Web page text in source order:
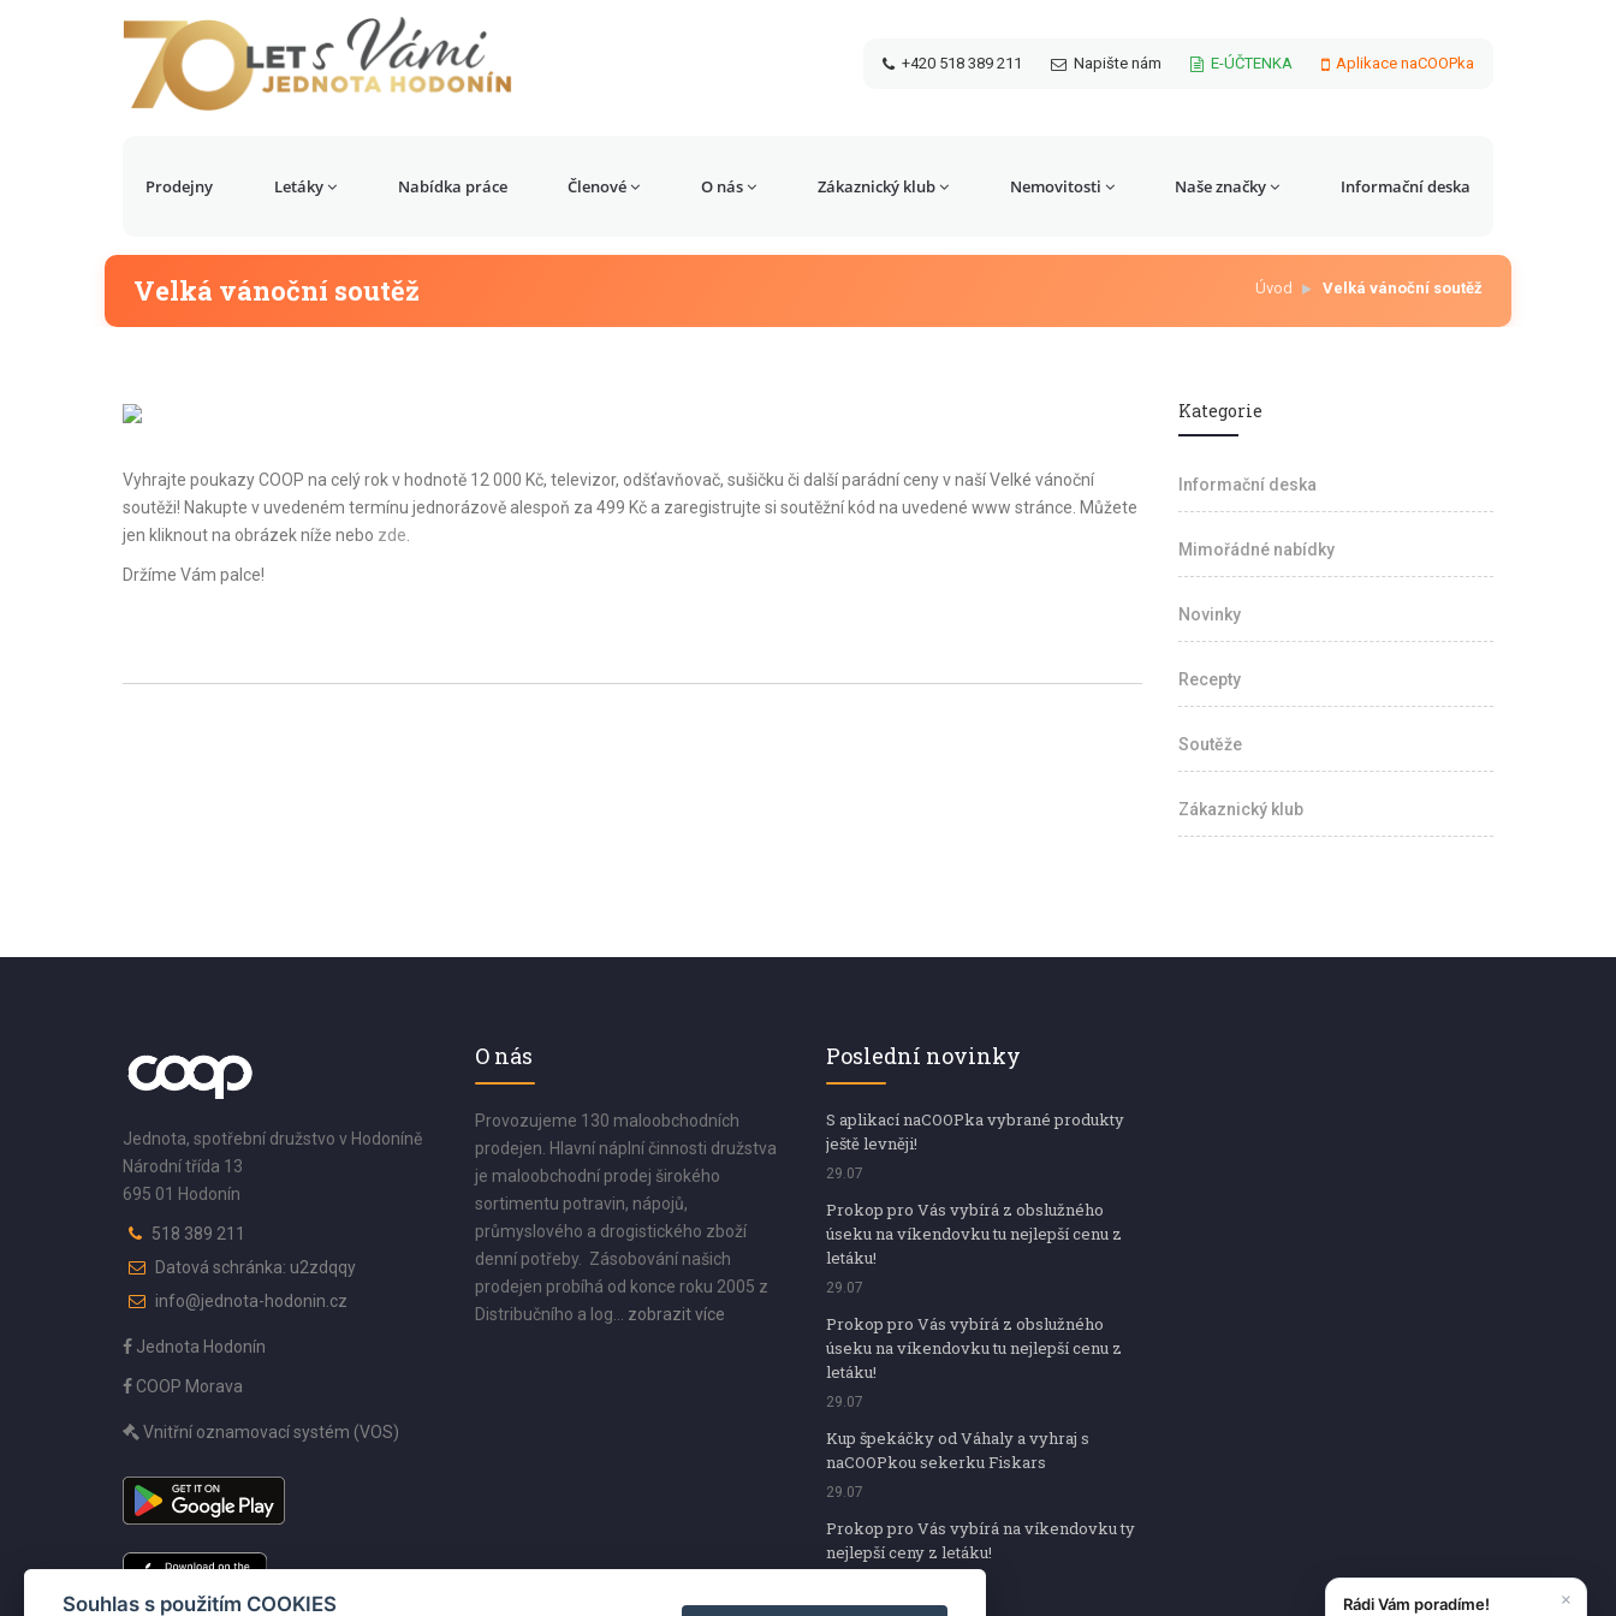
+420 518 389 211 Napište nám E-ÚČTENKA Aplikace naCOOPka
Prodejny Letáky Nabídka práce Členové O nás Zákaznický klub Nemovitosti Naše značky Informační deska
Velká vánoční soutěž Úvod Velká vánoční soutěž
Vyhrajte poukazy COOP na celý rok v hodnotě 12 000 Kč, televizor, odšťavňovač, sušičku či další parádní ceny v naší Velké vánoční
soutěži! Nakupte v uvedeném termínu jednorázově alespoň za 499 Kč a zaregistrujte si soutěžní kód na uvedené www stránce. Můžete
jen kliknout na obrázek níže nebo zde
Držíme Vám palce!
Kategorie
Informační deska
Mimořádné nabídky
Novinky
Recepty
Soutěže
Zákaznický klub
Jednota, spotřební družstvo v Hodoníně
Národní třída 13
695 01 Hodonín
518 389 211
Datová schránka: u2zdqqy
info@jednota-hodonin.cz
Jednota Hodonín
COOP Morava
Vnitřní oznamovací systém (VOS)
O nás
Provozujeme 130 maloobchodních
prodejen. Hlavní náplní činnosti družstva
je maloobchodní prodej širokého
sortimentu potravin, nápojů,
průmyslového a drogistického zboží
denní potřeby. Zásobování našich
prodejen probíhá od konce roku 2005 z
Distribučního a log... zobrazit více
Poslední novinky
S aplikací naCOOPka vybrané produkty
ještě levněji!
29.07
Prokop pro Vás vybírá z obslužného
úseku na víkendovku tu nejlepší cenu z
letáku!
29.07
Prokop pro Vás vybírá z obslužného
úseku na víkendovku tu nejlepší cenu z
letáku!
29.07
Kup špekáčky od Váhaly a vyhraj s
naCOOPkou sekerku Fiskars
29.07
Prokop pro Vás vybírá na víkendovku ty
nejlepší ceny z letáku!
Souhlas s použitím COOKIES